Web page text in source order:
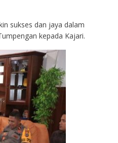
sukses dan jaya dalam
kepada Kajari.